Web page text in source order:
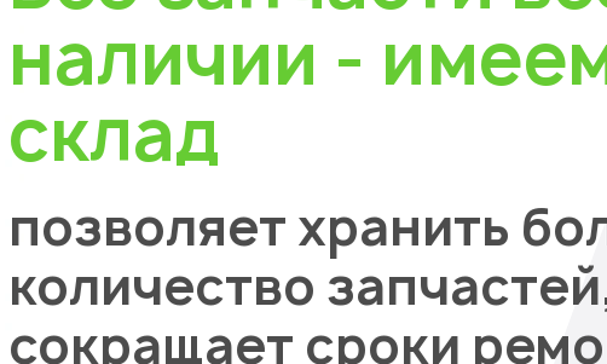
наличии -
склад
позволяет хранить
количество
сокращает сроки